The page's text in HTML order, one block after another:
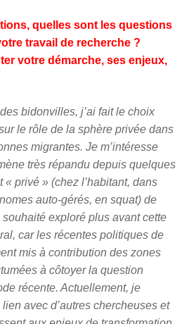
quelles sont les questions
travail de recherche ?
votre démarche, ses enjeux,
bidonvilles, j’ai fait le choix
le rôle de la sphère privée dans
migrantes. Je m’intéresse
très répandu depuis quelques
« privé » (chez l’habitant, dans
auto-gérés, en squat) de
exploré plus avant cette
car les récentes politiques de
mis à contribution des zones
à côtoyer la question
récente. Actuellement, je
avec d’autres chercheuses et